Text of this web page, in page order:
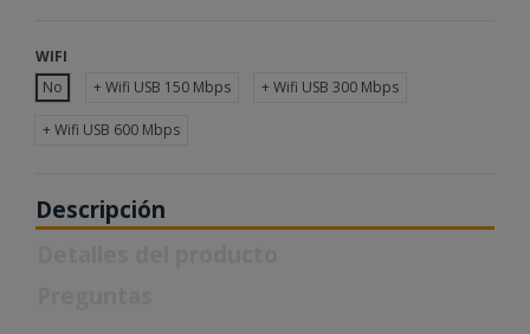
WIFI
No
+ Wifi USB 150 Mbps + Wifi USB 300 Mbps
+ Wifi USB 600 Mbps
Descripción